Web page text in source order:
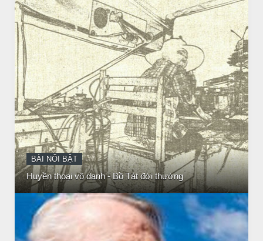
CHUYỆN Ý NGHĨA
NGƯỜI GIÀU THỰC SỰ